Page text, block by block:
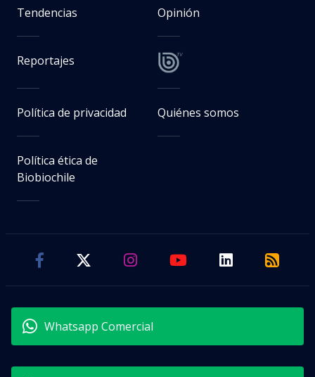
Tendencias Opinión
Reportajes
Política de privacidad Quiénes somos
Política ética de
Biobiochile
Whatsapp Comercial